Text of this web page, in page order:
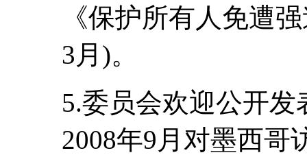
《保护所有人免遭
3月)。
5.委员会欢迎公开
2008年9月对墨西哥